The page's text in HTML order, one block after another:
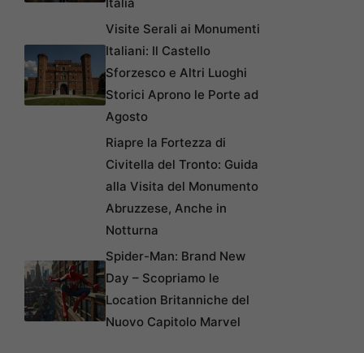
Italia
Visite Serali ai Monumenti
Italiani: Il Castello
Sforzesco e Altri Luoghi
Storici Aprono le Porte ad
Agosto
Riapre la Fortezza di
Civitella del Tronto: Guida
alla Visita del Monumento
Abruzzese, Anche in
Notturna
Spider-Man: Brand New
Day – Scopriamo le
Location Britanniche del
Nuovo Capitolo Marvel